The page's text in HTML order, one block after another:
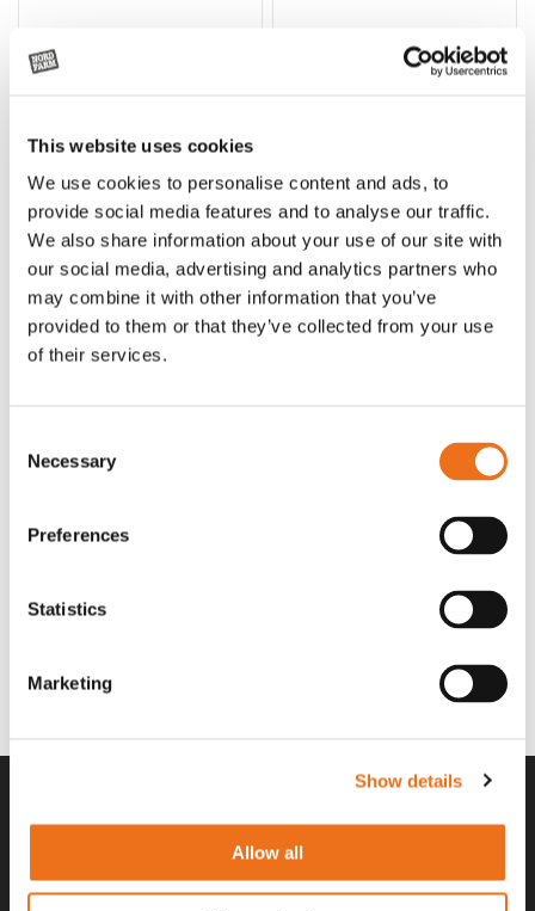
This website uses cookies
We use cookies to personalise content and ads, to
provide social media features and to analyse our traffic.
We also share information about your use of our site with
our social media, advertising and analytics partners who
may combine it with other information that you’ve
provided to them or that they’ve collected from your use
of their services.
Selection
Necessary
Preferences
Statistics
Marketing
Show details
Allow all
Lägg till i varukorg
Rotor, komplett med slagor
OR80013456G
(ex. moms)
Grön truckknapp
A00220
kr (ex. moms)
Lägg till i varukorg
Rotor teeth 8t/6k 7.5Gr/8 R6/14 Rotor teeth 8t/6k 0Gr/8 R6/14